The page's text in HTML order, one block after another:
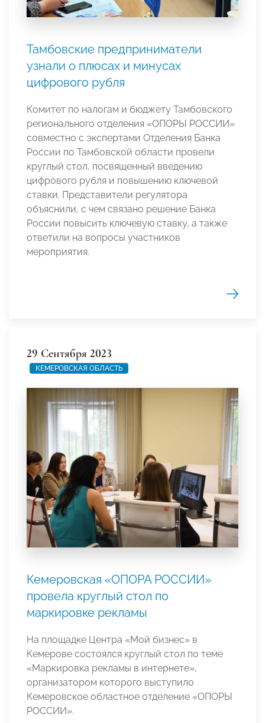
Тамбовские предприниматели
узнали о плюсах и минусах
цифрового рубля
Комитет по налогам и бюджету Тамбовского
регионального отделения «ОПОРЫ РОССИИ»
совместно с экспертами Отделения Банка
России по Тамбовской области провели
круглый стол, посвященный введению
цифрового рубля и повышению ключевой
ставки. Представители регулятора
объяснили, с чем связано решение Банка
России повысить ключевую ставку, а также
ответили на вопросы участников
мероприятия.
29 Сентября 2023
КЕМЕРОВСКАЯ ОБЛАСТЬ
Кемеровская «ОПОРА РОССИИ»
провела круглый стол по
маркировке рекламы
На площадке Центра «Мой бизнес» в
Кемерове состоялся круглый стол по теме
«Маркировка рекламы в интернете»,
организатором которого выступило
Кемеровское областное отделение «ОПОРЫ
РОССИИ».